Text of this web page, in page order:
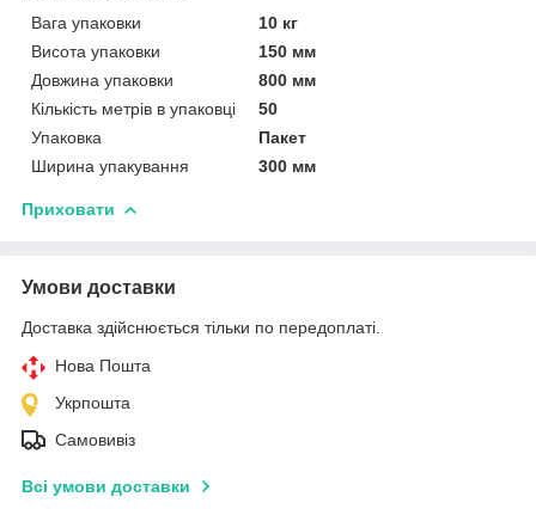
Вага упаковки
10 кг
Висота упаковки
150 мм
Довжина упаковки
800 мм
Кількість метрів в упаковці
50
Упаковка
Пакет
Ширина упакування
300 мм
Приховати
Умови доставки
Доставка здійснюється тільки по передоплаті.
Нова Пошта
Укрпошта
Самовивіз
Всі умови доставки